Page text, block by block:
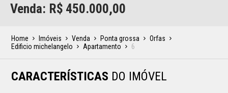
Venda: R$ 450.000,00
Home Imóveis Venda Ponta grossa
Orfas
Edificio michelangelo
Apartamento 6
CARACTERÍSTICAS DO IMÓVEL